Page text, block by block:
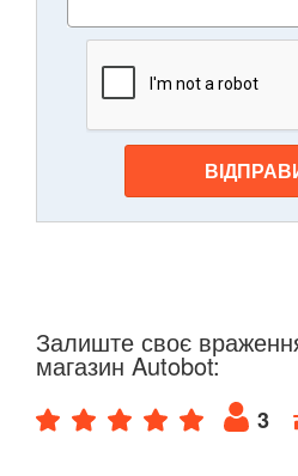
Залиште своє
магазин Autobot:
3